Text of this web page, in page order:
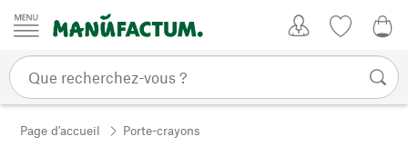
Passer au contenu
Page d'accueil Porte-crayons